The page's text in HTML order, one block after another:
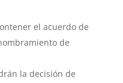
el acuerdo de
de
la decisión de